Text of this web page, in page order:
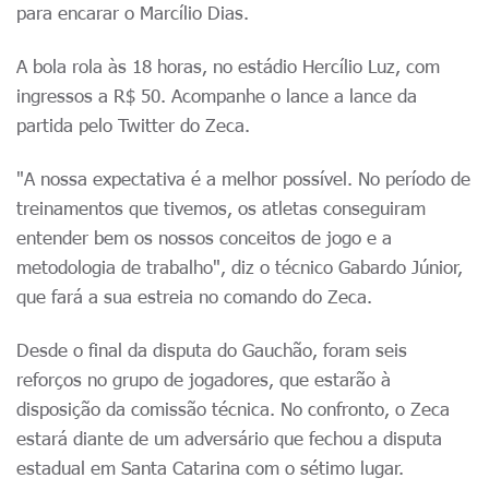
para encarar o Marcílio Dias.
A bola rola às 18 horas, no estádio Hercílio Luz, com
ingressos a R$ 50. Acompanhe o lance a lance da
partida pelo Twitter do Zeca.
"A nossa expectativa é a melhor possível. No período de
treinamentos que tivemos, os atletas conseguiram
entender bem os nossos conceitos de jogo e a
metodologia de trabalho", diz o técnico Gabardo Júnior,
que fará a sua estreia no comando do Zeca.
Desde o final da disputa do Gauchão, foram seis
reforços no grupo de jogadores, que estarão à
disposição da comissão técnica. No confronto, o Zeca
estará diante de um adversário que fechou a disputa
estadual em Santa Catarina com o sétimo lugar.